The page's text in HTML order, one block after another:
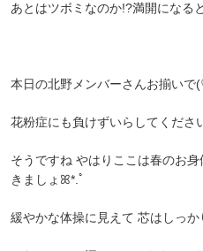
あとはツボミなのか!?満開になる
本日の北野メンバーさんお揃い
花粉症にも負けずいらしてくださ
そうですね やはりここは春のお
きましょꕤ*.ﾟ